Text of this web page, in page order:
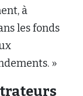
à
les fonds
»